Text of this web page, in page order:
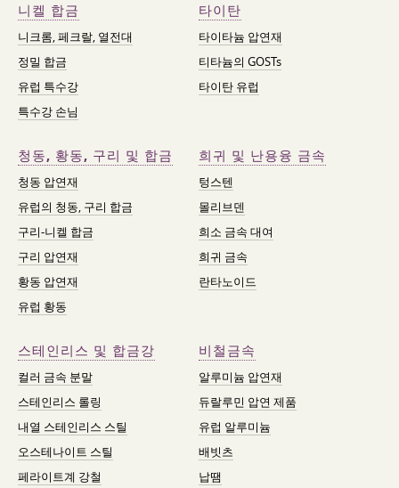
니켈 합금
니크롬, 페크랄, 열전대
정밀 합금
유럽 특수강
특수강 손님
타이탄
타이타늄 압연재
티타늄의 GOSTs
타이탄 유럽
청동, 황동, 구리 및 합금
청동 압연재
유럽의 청동, 구리 합금
구리-니켈 합금
구리 압연재
황동 압연재
유럽 황동
희귀 및 난용융 금속
텅스텐
몰리브덴
희소 금속 대여
희귀 금속
란타노이드
스테인리스 및 합금강
컬러 금속 분말
스테인리스 롤링
내열 스테인리스 스틸
오스테나이트 스틸
페라이트계 강철
비철금속
알루미늄 압연재
듀랄루민 압연 제품
유럽 알루미늄
배빗츠
납땜